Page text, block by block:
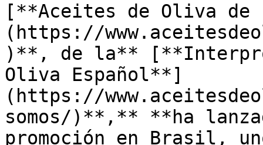
[**Aceites de Oliva de
(https://
)**, de la**
Oliva Español**]
(https://
somos/)**,** **ha
promoción en Brasil,